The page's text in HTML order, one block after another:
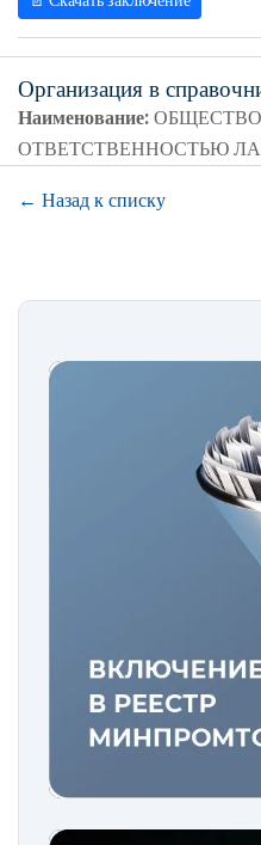
Организация в
Наименование:
ОТВЕТСТВЕННОСТЬЮ
← Назад к списку